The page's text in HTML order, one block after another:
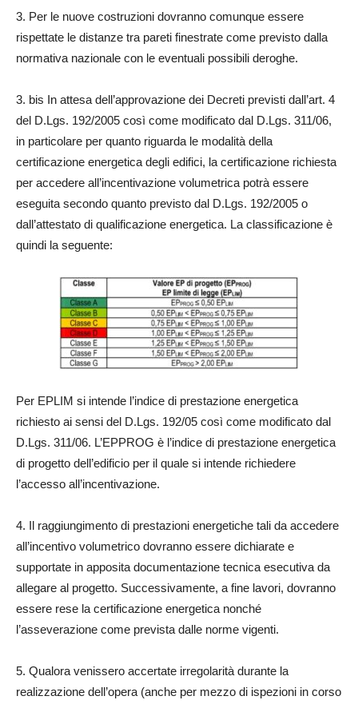
3. Per le nuove costruzioni dovranno comunque essere
rispettate le distanze tra pareti finestrate come previsto dalla
normativa nazionale con le eventuali possibili deroghe.
3. bis In attesa dell’approvazione dei Decreti previsti dall’art. 4
del D.Lgs. 192/2005 così come modificato dal D.Lgs. 311/06,
in particolare per quanto riguarda le modalità della
certificazione energetica degli edifici, la certificazione richiesta
per accedere all’incentivazione volumetrica potrà essere
eseguita secondo quanto previsto dal D.Lgs. 192/2005 o
dall’attestato di qualificazione energetica. La classificazione è
quindi la seguente:
Per EPLIM si intende l’indice di prestazione energetica
richiesto ai sensi del D.Lgs. 192/05 così come modificato dal
D.Lgs. 311/06. L’EPPROG è l’indice di prestazione energetica
di progetto dell’edificio per il quale si intende richiedere
l’accesso all’incentivazione.
4. Il raggiungimento di prestazioni energetiche tali da accedere
all’incentivo volumetrico dovranno essere dichiarate e
supportate in apposita documentazione tecnica esecutiva da
allegare al progetto. Successivamente, a fine lavori, dovranno
essere rese la certificazione energetica nonché
l’asseverazione come prevista dalle norme vigenti.
5. Qualora venissero accertate irregolarità durante la
realizzazione dell’opera (anche per mezzo di ispezioni in corso